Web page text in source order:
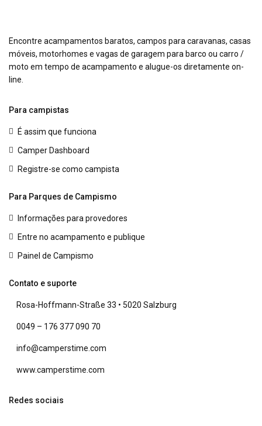
Encontre acampamentos baratos, campos para caravanas, casas
móveis, motorhomes e vagas de garagem para barco ou carro /
moto em tempo de acampamento e alugue-os diretamente on-
line.
Para campistas
É assim que funciona
Camper Dashboard
Registre-se como campista
Para Parques de Campismo
Informações para provedores
Entre no acampamento e publique
Painel de Campismo
Contato e suporte
Rosa-Hoffmann-Straße 33 • 5020 Salzburg
0049 – 176 377 090 70
info@camperstime.com
www.camperstime.com
Redes sociais